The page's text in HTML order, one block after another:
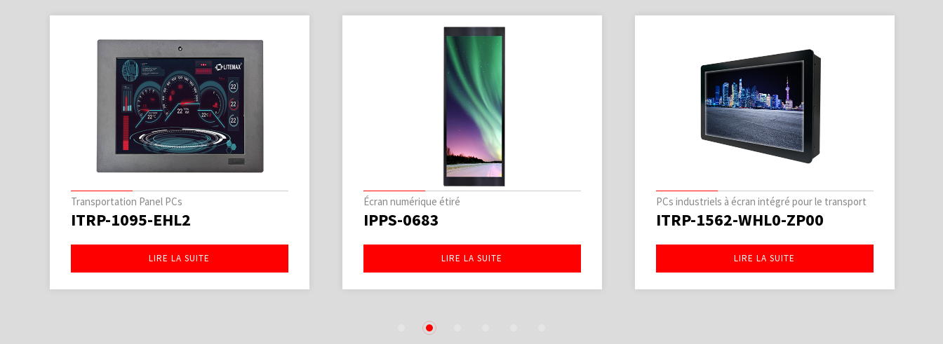
Transportation Panel PCs
ITRP-1095-EHL2
LIRE LA SUITE
Écran numérique étiré
IPPS-0683
LIRE LA SUITE
PCs industriels à écran intégré pour le transport
ITRP-1562-WHL0-ZP00
LIRE LA SUITE
2